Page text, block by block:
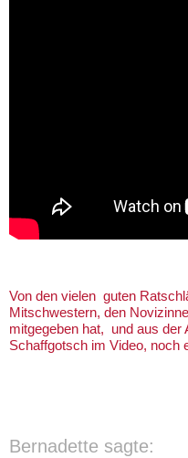
Von den vielen guten
Mitschwestern, den
mitgegeben hat, und aus der
Schaffgotsch im Video, noch
Bernadette sagte: